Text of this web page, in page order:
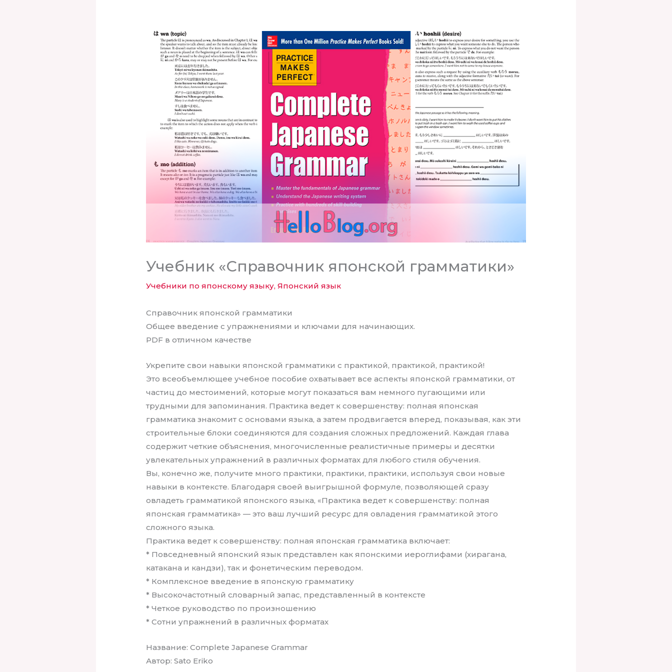
Учебник «Справочник японской грамматики»
Учебники по японскому языку,Японский язык
Справочник японской грамматики
Общее введение с упражнениями и ключами для начинающих.
PDF в отличном качестве
Укрепите свои навыки японской грамматики с практикой, практикой, практикой!
Это всеобъемлющее учебное пособие охватывает все аспекты японской грамматики, от
частиц до местоимений, которые могут показаться вам немного пугающими или
трудными для запоминания. Практика ведет к совершенству: полная японская
грамматика знакомит с основами языка, а затем продвигается вперед, показывая, как эти
строительные блоки соединяются для создания сложных предложений. Каждая глава
содержит четкие объяснения, многочисленные реалистичные примеры и десятки
увлекательных упражнений в различных форматах для любого стиля обучения.
Вы, конечно же, получите много практики, практики, практики, используя свои новые
навыки в контексте. Благодаря своей выигрышной формуле, позволяющей сразу
овладеть грамматикой японского языка, «Практика ведет к совершенству: полная
японская грамматика» — это ваш лучший ресурс для овладения грамматикой этого
сложного языка.
Практика ведет к совершенству: полная японская грамматика включает:
* Повседневный японский язык представлен как японскими иероглифами (хирагана,
катакана и кандзи), так и фонетическим переводом.
* Комплексное введение в японскую грамматику
* Высокочастотный словарный запас, представленный в контексте
* Четкое руководство по произношению
* Сотни упражнений в различных форматах
Название: Complete Japanese Grammar
Автор: Sato Eriko